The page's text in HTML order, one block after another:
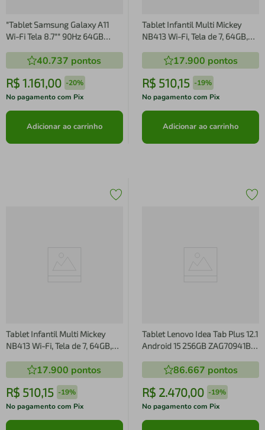
"Tablet Samsung Galaxy A11
Wi-Fi Tela 8.7"" 90Hz 64GB
40.737 pontos
R$ 1.161,00 -20%
No pagamento com Pix
Adicionar ao carrinho
Tablet Infantil Multi Mickey
NB413 Wi-Fi, Tela de 7, 64GB,
Processador Quad- Core
17.900 pontos
R$ 510,15 -19%
No pagamento com Pix
Adicionar ao carrinho
Tablet Infantil Multi Mickey
NB413 Wi-Fi, Tela de 7, 64GB,
Processador Quad- Core
17.900 pontos
R$ 510,15 -19%
No pagamento com Pix
Tablet Lenovo Idea Tab Plus 12.1
Android 15 256GB ZAG70941BR
Caneta Capa Protetora Luna
Grey
86.667 pontos
R$ 2.470,00 -19%
No pagamento com Pix